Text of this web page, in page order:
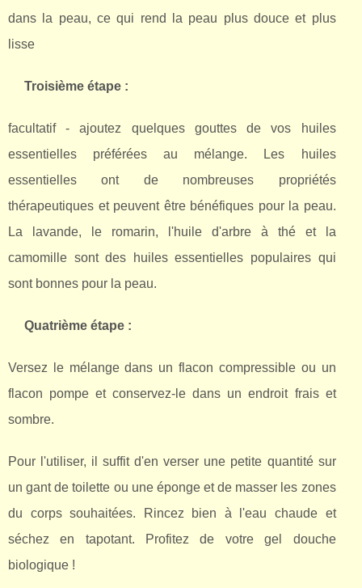
dans la peau, ce qui rend la peau plus douce et plus
lisse
Troisième étape :
facultatif - ajoutez quelques gouttes de vos huiles
essentielles préférées au mélange. Les huiles
essentielles ont de nombreuses propriétés
thérapeutiques et peuvent être bénéfiques pour la peau.
La lavande, le romarin, l'huile d'arbre à thé et la
camomille sont des huiles essentielles populaires qui
sont bonnes pour la peau.
Quatrième étape :
Versez le mélange dans un flacon compressible ou un
flacon pompe et conservez-le dans un endroit frais et
sombre.
Pour l'utiliser, il suffit d'en verser une petite quantité sur
un gant de toilette ou une éponge et de masser les zones
du corps souhaitées. Rincez bien à l'eau chaude et
séchez en tapotant. Profitez de votre gel douche
biologique !